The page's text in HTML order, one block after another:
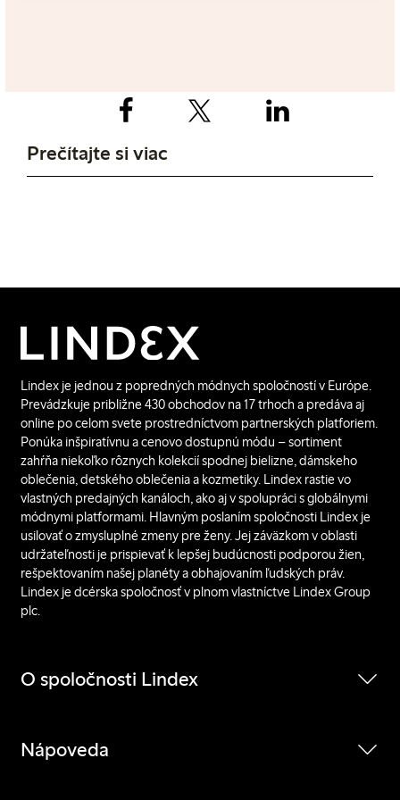
Prečítajte si viac
Posilnenie postavenia
žien
Lindex je jednou z popredných módnych spoločností v Európe.
Prevádzkuje približne 430 obchodov na 17 trhoch a predáva aj
online po celom svete prostredníctvom partnerských platforiem.
Ponúka inšpiratívnu a cenovo dostupnú módu – sortiment
zahŕňa niekoľko rôznych kolekcií spodnej bielizne, dámskeho
oblečenia, detského oblečenia a kozmetiky. Lindex rastie vo
vlastných predajných kanáloch, ako aj v spolupráci s globálnymi
módnymi platformami. Hlavným poslaním spoločnosti Lindex je
usilovať o zmysluplné zmeny pre ženy. Jej záväzkom v oblasti
udržateľnosti je prispievať k lepšej budúcnosti podporou žien,
rešpektovaním našej planéty a obhajovaním ľudských práv.
Lindex je dcérska spoločnosť v plnom vlastníctve Lindex Group
plc.
O spoločnosti Lindex
Nápoveda